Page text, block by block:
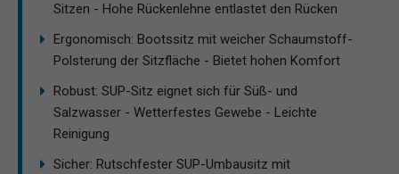
Sitzen - Hohe Rückenlehne entlastet den Rücken
Ergonomisch: Bootssitz mit weicher Schaumstoff-
Polsterung der Sitzfläche - Bietet hohen Komfort
Robust: SUP-Sitz eignet sich für Süß- und
Salzwasser - Wetterfestes Gewebe - Leichte
Reinigung
Sicher: Rutschfester SUP-Umbausitz mit